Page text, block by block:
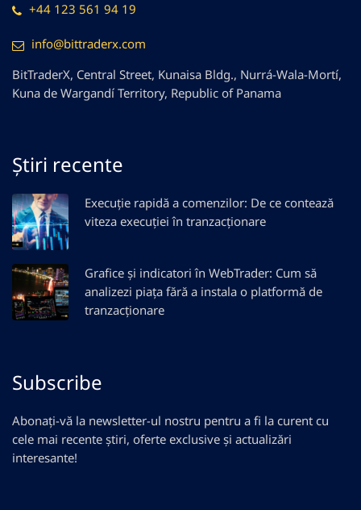
+44 123 561 94 19
info@bittraderx.com
BitTraderX, Central Street, Kunaisa Bldg., Nurrá-Wala-Mortí,
Kuna de Wargandí Territory, Republic of Panama
Știri recente
Execuție rapidă a comenzilor: De ce contează
viteza execuției în tranzacționare
Grafice și indicatori în WebTrader: Cum să
analizezi piața fără a instala o platformă de
tranzacționare
Subscribe
Abonați-vă la newsletter-ul nostru pentru a fi la curent cu
cele mai recente știri, oferte exclusive și actualizări
interesante!